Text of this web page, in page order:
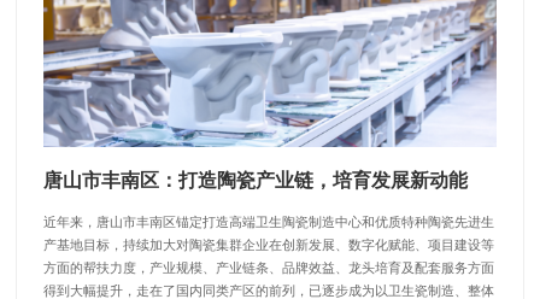
唐山市丰南区：打造陶瓷产业链，培育发展新动能
近年来，唐山市丰南区锚定打造高端卫生陶瓷制造中心和优质特种陶瓷先进生
产基地目标，持续加大对陶瓷集群企业在创新发展、数字化赋能、项目建设等
方面的帮扶力度，产业规模、产业链条、品牌效益、龙头培育及配套服务方面
得到大幅提升，走在了国内同类产区的前列，已逐步成为以卫生瓷制造、整体